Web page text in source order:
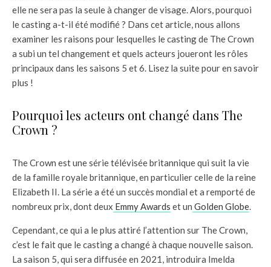
elle ne sera pas la seule à changer de visage. Alors, pourquoi
le casting a-t-il été modifié ? Dans cet article, nous allons
examiner les raisons pour lesquelles le casting de The Crown
a subi un tel changement et quels acteurs joueront les rôles
principaux dans les saisons 5 et 6. Lisez la suite pour en savoir
plus !
Pourquoi les acteurs ont changé dans The
Crown ?
The Crown est une série télévisée britannique qui suit la vie
de la famille royale britannique, en particulier celle de la reine
Elizabeth II. La série a été un succès mondial et a remporté de
nombreux prix, dont deux Emmy Awards et un Golden Globe.
Cependant, ce qui a le plus attiré l’attention sur The Crown,
c’est le fait que le casting a changé à chaque nouvelle saison.
La saison 5, qui sera diffusée en 2021, introduira Imelda